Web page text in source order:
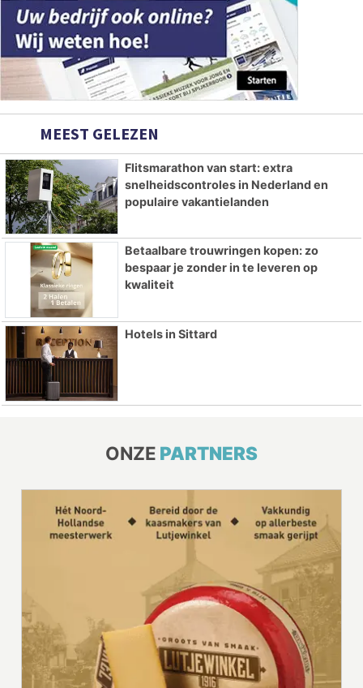
MEEST GELEZEN
Flitsmarathon van start: extra
snelheidscontroles in Nederland en
populaire vakantielanden
Betaalbare trouwringen kopen: zo
bespaar je zonder in te leveren op
kwaliteit
Hotels in Sittard
ONZE PARTNERS